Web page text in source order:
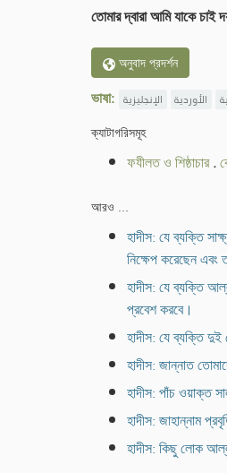
তোমার দ্বারা আমি যাকে চাই
অনুবাদ প্রদর্শন
ভাষা: الإنجليزية الأوردية
ক্যাটাগরিসমূহ
ফযীলত ও শিষ্ঠাচার.
আরও ...
হাদীস: যে ব্যক্তি
নিক্ষেপ করেছেন
হাদীস: যে ব্যক্তি
প্রবেশ করবে।
হাদীস: যে ব্যক্তি দুই
হাদীস: জান্নাত
হাদীস: পাঁচ ওয়াক্ত
হাদীস: জাহান্নাম
হাদীস: কিছু লোক